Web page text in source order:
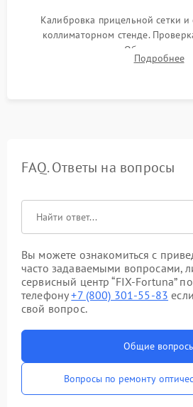
Калибровка прицельной сетки и
коллиматорном стенде.
механизма поправок. Обязательное
ударном стенде для проверки
Подробнее
FAQ. Ответы на вопросы
Вы можете ознакомиться с
часто задаваемыми вопросами,
сервисный центр “FIX-Fortuna”
телефону+7 (800) 301-55-83
свой вопрос.
Общие
Вопросы по ремонту